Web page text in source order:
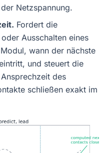
Netzspannung.
Fordert die
Ausschalten eines
wann der nächste
und steuert die
des
schließen exakt im